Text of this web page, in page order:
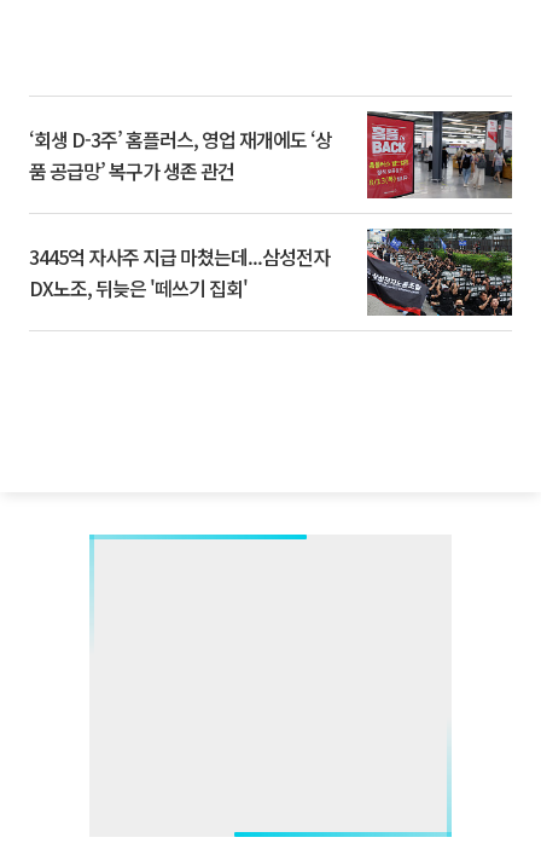
‘회생 D-3주’ 홈플러스, 영업 재개에도 ‘상
품 공급망’ 복구가 생존 관건
3445억 자사주 지급 마쳤는데...삼성전자
DX노조, 뒤늦은 '떼쓰기 집회'